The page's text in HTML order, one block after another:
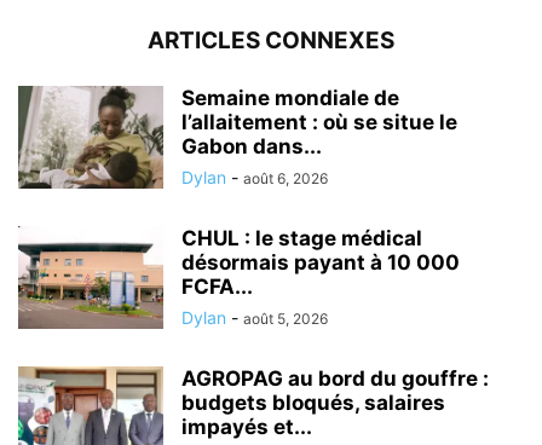
ARTICLES CONNEXES
Semaine mondiale de
l’allaitement : où se situe le
Gabon dans...
Dylan - août 6, 2026
CHUL : le stage médical
désormais payant à 10 000
FCFA...
Dylan - août 5, 2026
AGROPAG au bord du gouffre :
budgets bloqués, salaires
impayés et...